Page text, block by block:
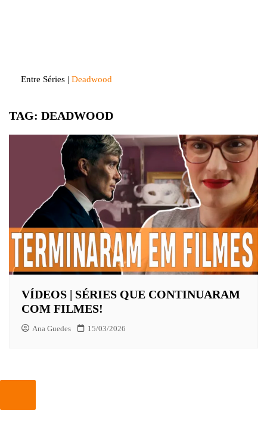
Entre Séries | Deadwood
TAG: DEADWOOD
VÍDEOS | SÉRIES QUE CONTINUARAM
COM FILMES!
Ana Guedes 15/03/2026